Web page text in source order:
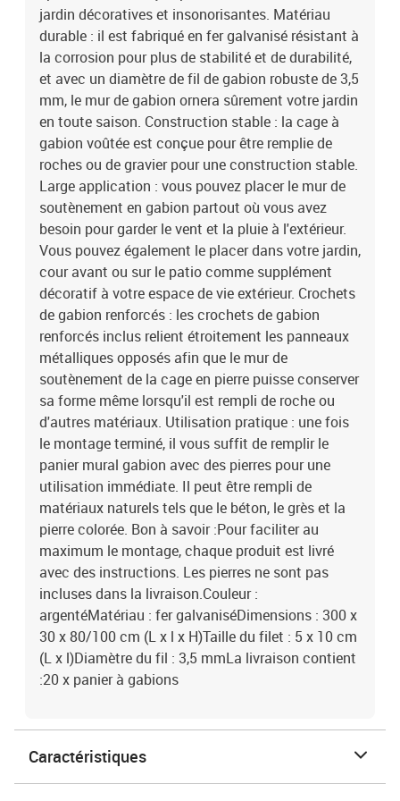
jardin décoratives et insonorisantes. Matériau
durable : il est fabriqué en fer galvanisé résistant à
la corrosion pour plus de stabilité et de durabilité,
et avec un diamètre de fil de gabion robuste de 3,5
mm, le mur de gabion ornera sûrement votre jardin
en toute saison. Construction stable : la cage à
gabion voûtée est conçue pour être remplie de
roches ou de gravier pour une construction stable.
Large application : vous pouvez placer le mur de
soutènement en gabion partout où vous avez
besoin pour garder le vent et la pluie à l'extérieur.
Vous pouvez également le placer dans votre jardin,
cour avant ou sur le patio comme supplément
décoratif à votre espace de vie extérieur. Crochets
de gabion renforcés : les crochets de gabion
renforcés inclus relient étroitement les panneaux
métalliques opposés afin que le mur de
soutènement de la cage en pierre puisse conserver
sa forme même lorsqu'il est rempli de roche ou
d'autres matériaux. Utilisation pratique : une fois
le montage terminé, il vous suffit de remplir le
panier mural gabion avec des pierres pour une
utilisation immédiate. Il peut être rempli de
matériaux naturels tels que le béton, le grès et la
pierre colorée. Bon à savoir :Pour faciliter au
maximum le montage, chaque produit est livré
avec des instructions. Les pierres ne sont pas
incluses dans la livraison.Couleur :
argentéMatériau : fer galvaniséDimensions : 300 x
30 x 80/100 cm (L x l x H)Taille du filet : 5 x 10 cm
(L x l)Diamètre du fil : 3,5 mmLa livraison contient
:20 x panier à gabions
Caractéristiques